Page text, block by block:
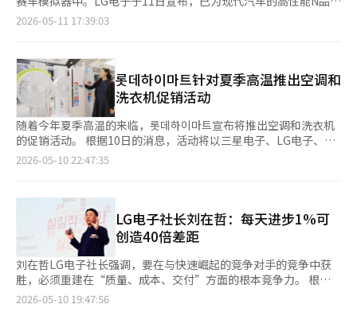
根据市场调研机构Omdia的数据，LG电子在去年全球OLED电视市
场（按出货量计算）中占据了49.7%的市场份额，接近一半。其竞
能（AI）系统翻译与编辑。
计、生产与质量管理、物流与营销、客户数据分析等整个过程都在
向AI和数据中心的结构转变，工业秩序正在重塑。 LG将此视为不
近LG内部的氛围是，AX不仅是某个IT组织的任务，而是涵盖生
产、研发、供应链和客户管理的集团核心战略。 具会长在3月于首
尔中区南山领导力中心召开的总裁会议上，将AI带来的产业结构变
化比作电力和互联网的出现，并表示：“这要求我们进行根本性的
变化，以准备迎接新时代。” 他特别强调：“在有业务影响的领
域，即使是小的事情也要迅速执行，积累和扩散成果。”将AX的
核心定义为速度和执行力。这一信息被解读为反映了在AI时代，单
靠以往制造业强者的成功公式——谨慎审查和稳定运营，已难以跟
仅是一个家电公司，而是围绕暖通空调（HVAC）、智能工厂、汽
车电子和平台业务，迅速改变企业体质。尤其是在工厂自动化和工
业解决方案领域，LG正在加速AI基础的生产优化和能源效率技术
的获取。 对LG电子而言，AI不仅是新产品功能，而是提升制造竞
争力的核心工具。AI技术被应用于提高生产线运营效率、降低不良
率和优化能源使用的全过程。随着AI数据中心的扩大，快速增长的
HVAC业务也正从单纯的制冷设备，崛起为“AI基础设施时代的核
心产业”。 电池业务同样如此。由于电动车市场需求暂时减缓
驾驶体验提供了OLED显示器，应用于‘现代N赛车模拟器’。现
电视。采用4K OLED面板的‘LG OLED专业显示器’是一款具备
稳定传输高质量、高容量内容的接口的专业显示器。它具有自我色
彩校正和屏幕亮度、色彩均匀表达的优化校正功能，能够生动地呈
现色彩。LG电子在去年9月推出了面向视频内容专业人士的‘LG
OLED专业’第二代显示器。该显示器与电视相似的设计提高了安
装和移动的便利性，不仅在制作公司内用于内容展示，还在拍摄现
场用于实时监控。LG电子表示，通过此次在现代N赛车模拟器中的
应用，进一步扩大了OLED显示器的应用领域。未来，LG电子计划
各种模拟器，提供定制化解决方案，拓展各领域的商业机会。※
本报道经人工智能（AI）系统翻译与编辑。
2026-05-11 17:39:03
롯데하이마트针对夏季高温推出空调和
洗衣机促销活动
随着今年夏季高温的来临，롯데하이마트宣布将推出空调和洗衣机
的促销活动。 根据10日的消息，活动将以三星电子、LG电子、
Carrier等主要制造商的空调为中心，提供同时购买的优惠。消费
마트自有品牌PLUX的风扇或新日电子的风扇一起购买，将可享受
现金返还等优惠。 此外，洗衣机的促销活动也在进行中。购买三
星电子和LG电子的组合洗衣机，并使用롯데联名卡付款的客户，将
获得现金返还等折扣优惠。 为了满足夏季卫生管理的需求，롯데하
이마트还提供家电清洗服务的优惠。至本月底，购买空调和洗衣机
清洗产品的客户，在购买后一年内可享受最高10%的清洗服务折
扣。空调清洗服务包括拆解产品后对过滤器和内部部件进行高压清
洗、UV紫外线消毒等过程。洗衣机清洗服务则包括完全拆解洗衣
2026-05-10 22:47:35
LG电子社长刘在哲：每天进步1%可
创造40倍差距
刘在哲LG电子社长强调，要在与快速崛起的竞争对手的竞争中获
胜，必须重建在“质量、成本、交付”方面的根本竞争力。 根据
LG电子的消息，刘社长在最近于首尔麻谷LG科学园举行的首次全
2026-05-10 19:47:56